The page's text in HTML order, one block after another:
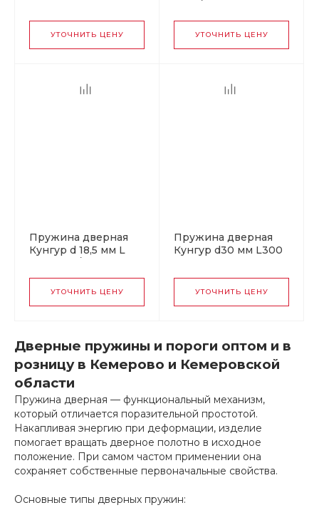
УТОЧНИТЬ ЦЕНУ УТОЧНИТЬ ЦЕНУ
Пружина дверная
Кунгур d 18,5 мм L
Упакованная (50)
УТОЧНИТЬ ЦЕНУ
Пружина дверная
Кунгур d30 мм L300
УТОЧНИТЬ ЦЕНУ
Дверные пружины и пороги оптом и в
розницу в Кемерово и Кемеровской
области
Пружина дверная — функциональный механизм,
который отличается поразительной простотой.
Накапливая энергию при деформации, изделие
помогает вращать дверное полотно в исходное
положение. При самом частом применении она
сохраняет собственные первоначальные свойства.
Основные типы дверных пружин: